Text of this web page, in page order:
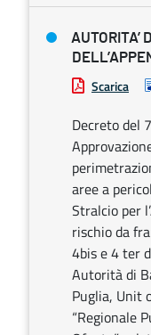
AUTORITA’
Scarica
Decreto del
aree a
Stralcio per
rischio da
4bis e 4 ter
Autorità di
Puglia, Unit
“Regionale